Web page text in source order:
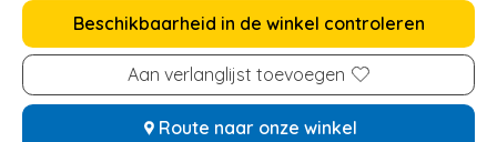
Beschikbaarheid in de winkel controleren
Aan verlanglijst toevoegen
Route naar onze winkel